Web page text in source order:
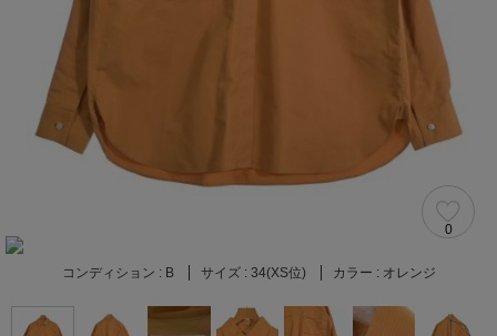
0
コンディション : B サイズ : 34(XS位) カラー : オレンジ